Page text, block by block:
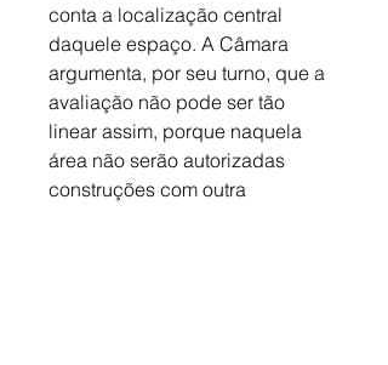
conta a localização central
daquele espaço. A Câmara
argumenta, por seu turno, que a
avaliação não pode ser tão
linear assim, porque naquela
área não serão autorizadas
construções com outra